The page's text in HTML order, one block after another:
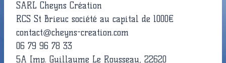
SARL Cheyns Création
RCS St Brieuc société au capital de 1000€
contact@cheyns-creation.com
06 79 96 78 33
5A Imp. Guillaume Le Rousseau, 22620